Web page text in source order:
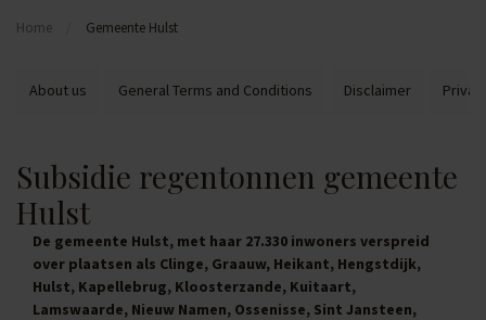
Home Gemeente Hulst
About us General Terms and Conditions Disclaimer
Subsidie regentonnen gemeente
Hulst
De gemeente Hulst, met haar 27.330 inwoners verspreid
over plaatsen als Clinge, Graauw, Heikant, Hengstdijk,
Hulst, Kapellebrug, Kloosterzande, Kuitaart,
Lamswaarde, Nieuw Namen, Ossenisse, Sint Jansteen,